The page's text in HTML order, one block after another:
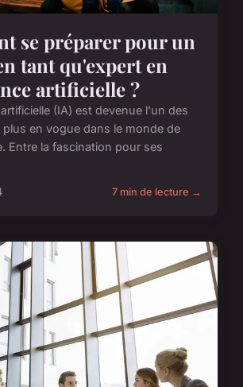
se préparer pour un
tant qu'expert en
artificielle ?
(IA) est devenue l'un des
plus en vogue dans le monde de
Entre la fascination pour ses
7 min de lecture →